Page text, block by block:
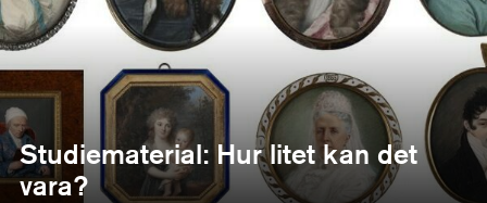
Studiematerial: Hur litet kan det
vara?